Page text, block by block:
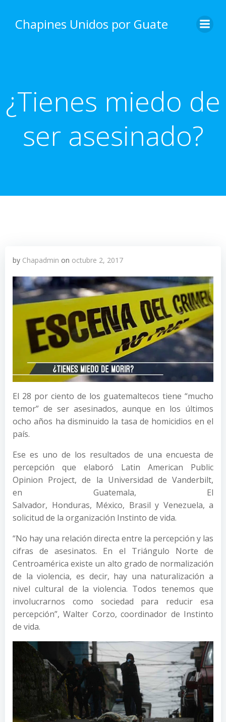
content
Chapines Unidos por Guate
¿Tienes miedo de
ser asesinado?
by Chapadmin on octubre 2, 2017
El 28 por ciento de los guatemaltecos tiene “mucho
temor” de ser asesinados, aunque en los últimos
ocho años ha disminuido la tasa de homicidios en el
país.
Ese es uno de los resultados de una encuesta de
percepción que elaboró Latin American Public
Opinion Project, de la Universidad de Vanderbilt,
en Guatemala, El
Salvador, Honduras, México, Brasil y Venezuela, a
solicitud de la organización Instinto de vida.
“No hay una relación directa entre la percepción y las
cifras de asesinatos. En el Triángulo Norte de
Centroamérica existe un alto grado de normalización
de la violencia, es decir, hay una naturalización a
nivel cultural de la violencia. Todos tenemos que
involucrarnos como sociedad para reducir esa
percepción”, Walter Corzo, coordinador de Instinto
de vida.